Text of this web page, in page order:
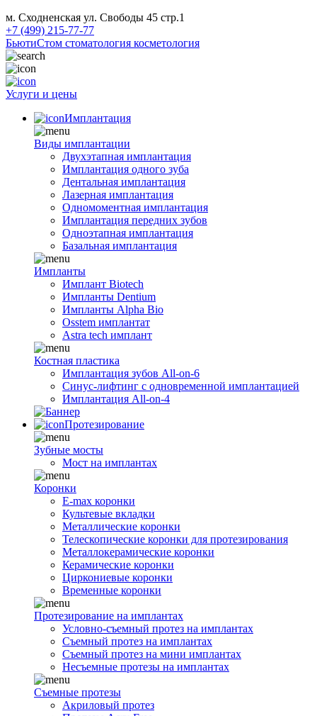
м. Сходненская ул. Свободы 45 стр.1
+7 (499) 215-77-77
БьютиСтом стоматология косметология
Услуги и цены
Имплантация
Виды имплантации
Двухэтапная имплантация
Имплантация одного зуба
Дентальная имплантация
Лазерная имплантация
Одномоментная имплантация
Имплантация передних зубов
Одноэтапная имплантация
Базальная имплантация
Импланты
Имплант Biotech
Импланты Dentium
Импланты Alpha Bio
Osstem имплантат
Astra tech имплант
Костная пластика
Имплантация зубов All-on-6
Синус-лифтинг с одновременной имплантацией
Имплантация All-on-4
Протезирование
Зубные мосты
Мост на имплантах
Коронки
E-max коронки
Культевые вкладки
Металлические коронки
Телескопические коронки для протезирования
Металлокерамические коронки
Керамические коронки
Циркониевые коронки
Временные коронки
Протезирование на имплантах
Условно-съемный протез на имплантах
Съемный протез на имплантах
Съемный протез на мини имплантах
Несъемные протезы на имплантах
Съемные протезы
Акриловый протез